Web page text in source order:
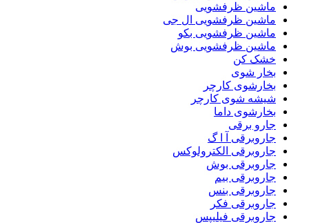
ماشین ظرفشویی
ماشین ظرفشویی ال جی
ماشین ظرفشویی بکو
ماشین ظرفشویی بوش
خشک کن
بخار شوی
بخارشوی کارچر
شیشه شوی کارچر
بخارشوی داما
جارو برقی
جاروبرقی آ ا گ
جاروبرقی الکترولوکس
جاروبرقی بوش
جاروبرقی بیم
جاروبرقی بنس
جاروبرقی فکر
جاروبرقی فیلیپس